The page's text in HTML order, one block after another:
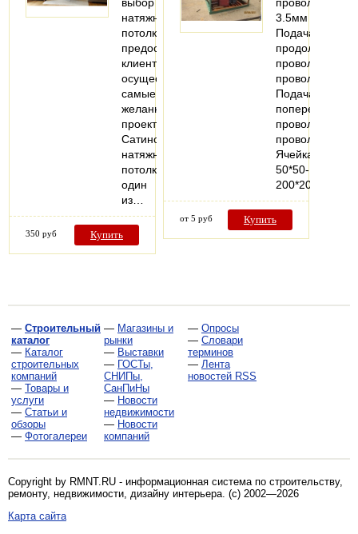
натяжных
потолков
предоставляет
клиенту
осуществить
самые
желанные
проекты.
Сатиновые
натяжные
потолки-
один
из…
350 руб Купить
3.5мм
Подача
продольной
проволоки
Подача
поперечной
проволоки
Ячейка
50*50-
200*200мм…
от 5 руб Купить
— Строительный
каталог
— Каталог
строительных
компаний
— Товары и
услуги
— Статьи и
обзоры
— Фотогалереи
— Магазины и
рынки
— Выставки
— ГОСТы,
СНИПы,
СанПиНы
— Новости
недвижимости
— Новости
компаний
— Опросы
— Словари
терминов
— Лента
новостей RSS
Copyright by RMNT.RU - информационная система по строительству,
ремонту, недвижимости, дизайну интерьера. (c) 2002—2026
Карта сайта